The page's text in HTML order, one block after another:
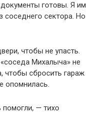
готовы. Я им
сектора. Но
чтобы не упасть.
Михалыча» не
чтобы сбросить гараж
опомнилась.
— тихо